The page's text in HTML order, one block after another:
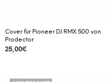
Cover für Pioneer DJ RMX 500 von
Prodector
25,00€